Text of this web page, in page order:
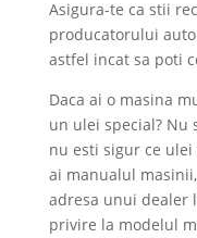
Asigura-te ca stii
producatorului
astfel incat sa poti
Daca ai o masina
un ulei special? Nu
nu esti sigur ce
ai manualul
adresa unui dealer
privire la modelul